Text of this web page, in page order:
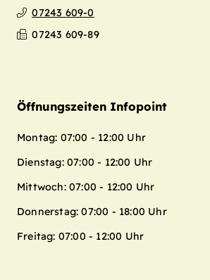
07243 609-0
07243 609-89
Öffnungszeiten Infopoint
Montag: 07:00 - 12:00 Uhr
Dienstag: 07:00 - 12:00 Uhr
Mittwoch: 07:00 - 12:00 Uhr
Donnerstag: 07:00 - 18:00 Uhr
Freitag: 07:00 - 12:00 Uhr